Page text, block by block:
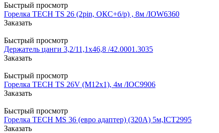
Быстрый просмотр
Горелка TECH TS 26 (2pin, ОКС+б/р) , 8м /IOW6360
Заказать
Быстрый просмотр
Держатель цанги 3,2/11,1х46,8 /42.0001.3035
Заказать
Быстрый просмотр
Горелка TECH TS 26V (М12х1), 4м /IOС9906
Заказать
Быстрый просмотр
Горелка TECH MS 36 (евро адаптер) (320А) 5м,ICT2995
Заказать